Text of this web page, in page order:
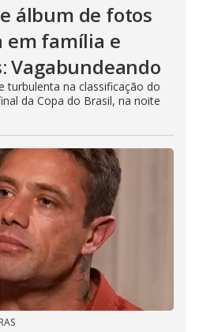
álbum de fotos
em família e
Vagabundeando
turbulenta na classificação do
da Copa do Brasil, na noite